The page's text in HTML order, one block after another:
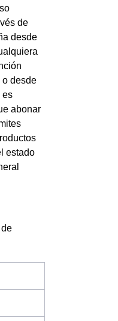
de
desde
o desde
es
abonar
estado